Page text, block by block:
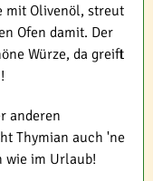
mit Olivenöl, streut
Ofen damit. Der
Würze, da greift
anderen
Thymian auch 'ne
wie im Urlaub!